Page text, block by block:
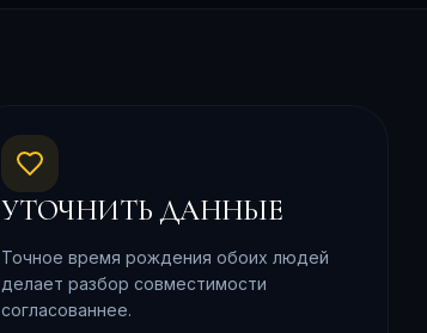
УТОЧНИТЬ ДАННЫЕ
Точное время рождения обоих людей
делает разбор совместимости
согласованнее.